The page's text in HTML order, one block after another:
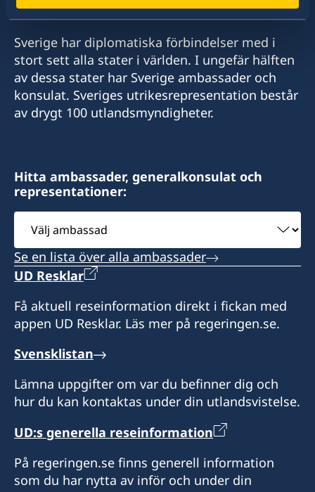
C/O Taylor Smith & Co Ltd
Aqualia Bldg, Old Quay D. Road
Port Louis, Mauritius
Tel: +230 2063333
Fax: +230 2402884
Sverige har diplomatiska förbindelser med i
stort sett alla stater i världen. I ungefär hälften
av dessa stater har Sverige ambassader och
konsulat. Sveriges utrikesrepresentation består
av drygt 100 utlandsmyndigheter.
Hitta ambassader, generalkonsulat och
representationer:
Välj
ambassad
Se en lista över alla ambassader
UD Resklar
Få aktuell reseinformation direkt i fickan med
appen UD Resklar. Läs mer på regeringen.se.
Svensklistan
Lämna uppgifter om var du befinner dig och
hur du kan kontaktas under din utlandsvistelse.
UD:s generella reseinformation
På regeringen.se finns generell information
som du har nytta av inför och under din